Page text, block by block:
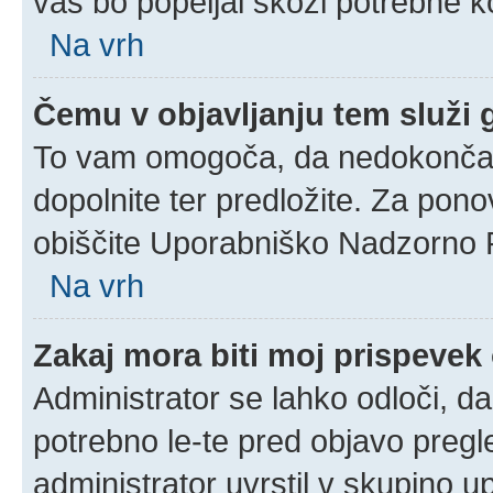
Na vrh
Čemu v objavljanju tem služi
To vam omogoča, da
dopolnite ter predložite. Za
obiščite Uporabniško Nadzorno
Na vrh
Zakaj mora biti moj
Administrator se lahko odloči,
potrebno le-te pred objavo
administrator uvrstil v skupino